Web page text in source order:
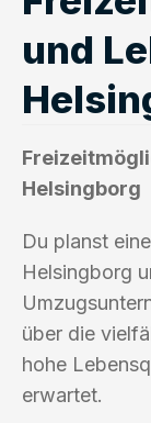
und
Helsingborg
Du planst
Helsingborg
über die
hohe
erwartet.